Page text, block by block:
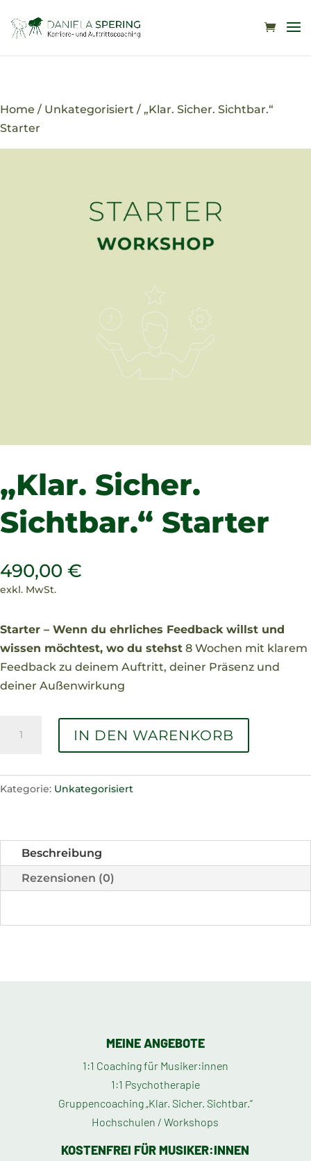
Home / Unkategorisiert / „Klar. Sicher. Sichtbar.“
Starter
„Klar. Sicher.
Sichtbar.“ Starter
490,00 €
exkl. MwSt.
Starter – Wenn du ehrliches Feedback willst und
wissen möchtest, wo du stehst 8 Wochen mit klarem
Feedback zu deinem Auftritt, deiner Präsenz und
deiner Außenwirkung
IN DEN WARENKORB
Kategorie: Unkategorisiert
Beschreibung
Rezensionen (0)
MEINE ANGEBOTE
1:1 Coaching für Musiker:innen
1:1 Psychotherapie
Gruppencoaching „Klar. Sicher. Sichtbar.“
Hochschulen / Workshops
KOSTENFREI FÜR MUSIKER:INNEN